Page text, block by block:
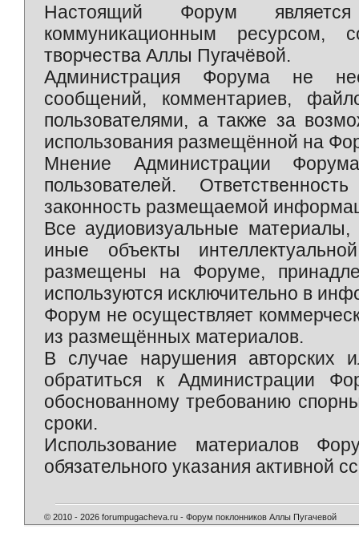
Настоящий Форум является
коммуникационным ресурсом,
творчества Аллы Пугачёвой.
Администрация Форума не
сообщений, комментариев,
пользователями, а также за
использования размещённой на
Мнение Администрации
пользователей.
законность размещаемой
Все аудиовизуальные
иные объекты
размещены на Форуме,
используются исключительно в
Форум не осуществляет
из размещённых материалов.
В случае нарушения авторских
обратиться к Администрации
обоснованному требованию
сроки.
Использование материалов
обязательного указания активной
© 2010 - 2026 forumpugacheva.ru - Форум поклонников Аллы Пугачевой